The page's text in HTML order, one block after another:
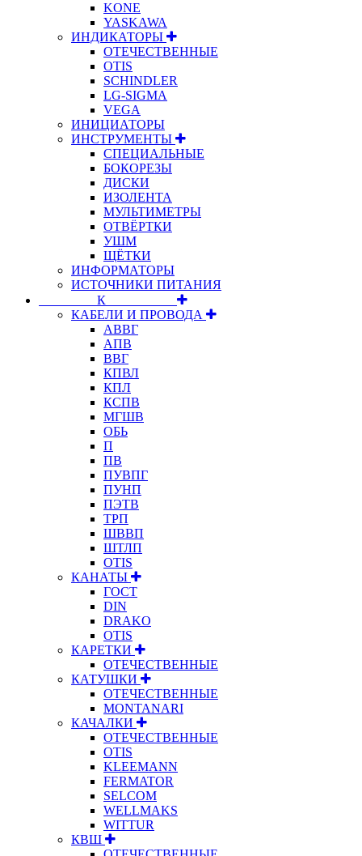
KONE
YASKAWA
ИНДИКАТОРЫ
ОТЕЧЕСТВЕННЫЕ
OTIS
SCHINDLER
LG-SIGMA
VEGA
ИНИЦИАТОРЫ
ИНСТРУМЕНТЫ
СПЕЦИАЛЬНЫЕ
БОКОРЕЗЫ
ДИСКИ
ИЗОЛЕНТА
МУЛЬТИМЕТРЫ
ОТВЁРТКИ
УШМ
ЩЁТКИ
ИНФОРМАТОРЫ
ИСТОЧНИКИ ПИТАНИЯ
⠀⠀⠀⠀⠀⠀К⠀⠀⠀⠀⠀⠀⠀
КАБЕЛИ И ПРОВОДА
АВВГ
АПВ
ВВГ
КПВЛ
КПЛ
КСПВ
МГШВ
ОБЬ
П
ПВ
ПУВПГ
ПУНП
ПЭТВ
ТРП
ШВВП
ШТЛП
OTIS
КАНАТЫ
ГОСТ
DIN
DRAKO
OTIS
КАРЕТКИ
ОТЕЧЕСТВЕННЫЕ
КАТУШКИ
ОТЕЧЕСТВЕННЫЕ
MONTANARI
КАЧАЛКИ
ОТЕЧЕСТВЕННЫЕ
OTIS
KLEEMANN
FERMATOR
SELCOM
WELLMAKS
WITTUR
КВШ